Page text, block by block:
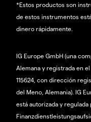
*Estos productos son
de estos instrumentos
dinero rápidamente.
IG Europe GmbH (una
Alemana y registrada en
115624, con dirección
del Meno, Alemania). IG
está autorizada y